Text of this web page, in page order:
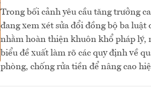
Trong bối cảnh yêu cầu tăng trưởng
đang xem xét sửa đổi đồng bộ ba
nhằm hoàn thiện khuôn khổ pháp lý,
biểu đề xuất làm rõ các quy định về
phòng, chống rửa tiền để nâng cao